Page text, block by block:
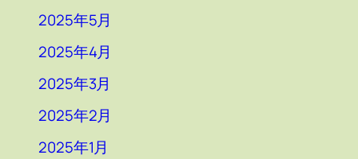
2025年5月
2025年4月
2025年3月
2025年2月
2025年1月